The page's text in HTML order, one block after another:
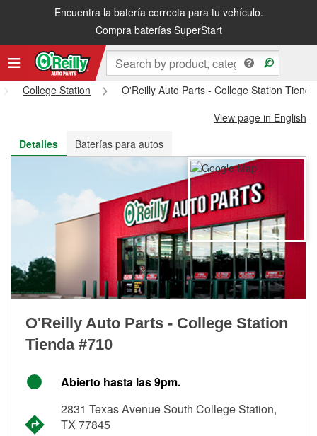
Encuentra la batería correcta para tu vehículo.
Compra baterías SuperStart
Recibe tu orden gratis al día siguiente o recógela en la tienda
College Station
O'Reilly Auto Parts - College Station
View page in English
Detalles
Baterías para autos
O'Reilly Auto Parts - College Station
Tienda #710
Abierto hasta las 9pm.
2831 Texas Avenue South College Station,
TX 77845